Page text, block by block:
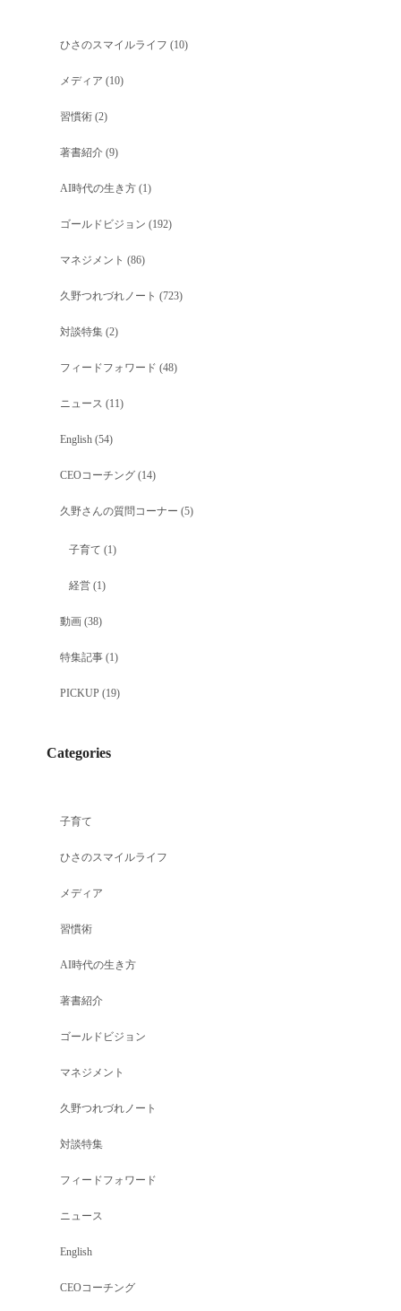
ひさのスマイルライフ (10)
メディア (10)
習慣術(2)
著書紹介(9)
AI時代の生き方(1)
ゴールドビジョン (192)
マネジメント (86)
久野つれづれノート (723)
対談特集(2)
フィードフォワード (48)
ニュース (11)
English(54)
CEOコーチング(14)
久野さんの質問コーナー (5)
子育て (1)
経営(1)
動画(38)
特集記事(1)
PICKUP(19)
Categories
子育て
ひさのスマイルライフ
メディア
習慣術
AI時代の生き方
著書紹介
ゴールドビジョン
マネジメント
久野つれづれノート
対談特集
フィードフォワード
ニュース
English
CEOコーチング